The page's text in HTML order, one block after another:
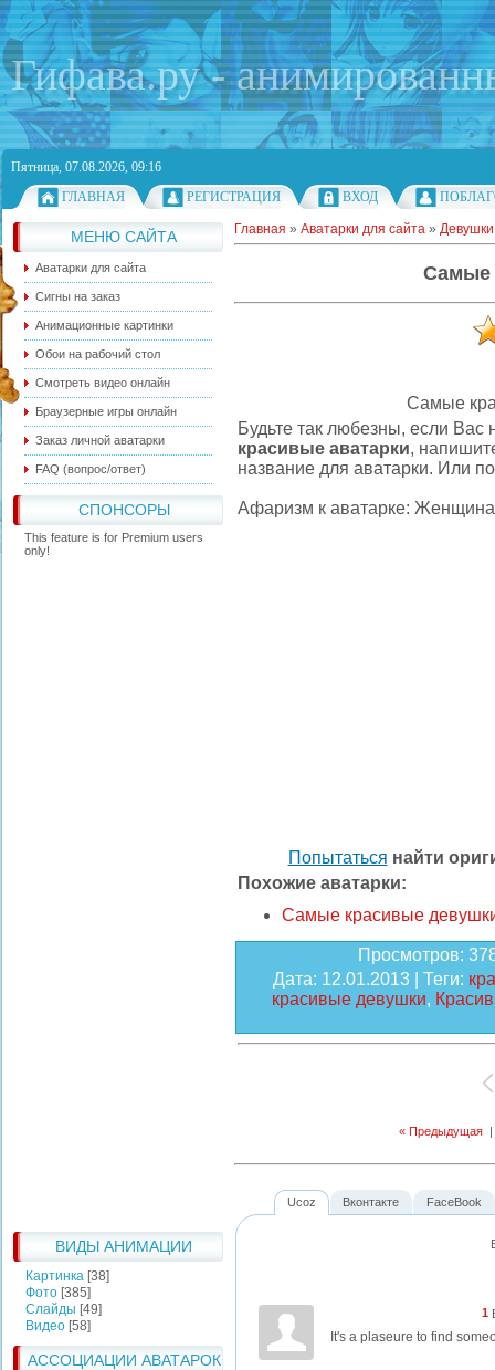
Гифава.ру -
Пятница, 07.08.2026, 09:16
ГЛАВНАЯ
РЕГИСТРАЦИЯ ВХОД
МЕНЮ САЙТА
Аватарки для сайта
Сигны на заказ
Анимационные картинки
Обои на рабочий стол
Смотреть видео онлайн
Браузерные игры онлайн
Заказ личной аватарки
FAQ (вопрос/ответ)
СПОНСОРЫ
This feature is for Premium users
only!
ВИДЫ АНИМАЦИИ
Картинка [38]
Фото [385]
Слайды [49]
Видео [58]
АССОЦИАЦИИ АВАТАРОК
Главная » Аватарки для сайта »
Самые
Самые
Будьте так любезны, если Вас
красивые аватарки,
название для аватарки. Или
Афаризм к аватарке:
Попытаться найти
Похожие аватарки:
Самые красивые
Просмотров:
Дата: 12.01.2013 | Теги:
красивые девушки,
« Предыдущая|
Ucoz
1
It's a plaseure to find
Вконтакте FaceBook